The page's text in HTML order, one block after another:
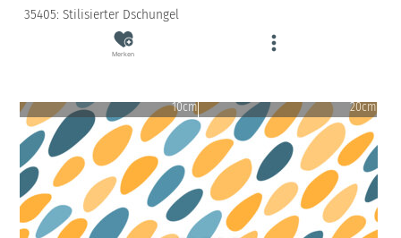
35405: Stilisierter Dschungel
Merken
10cm 20cm